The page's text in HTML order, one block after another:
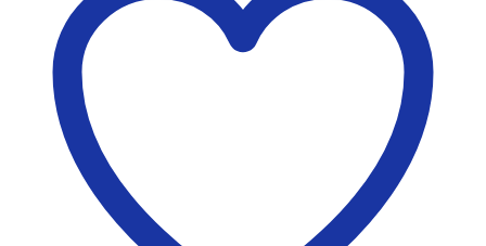
(Staple
Remover)